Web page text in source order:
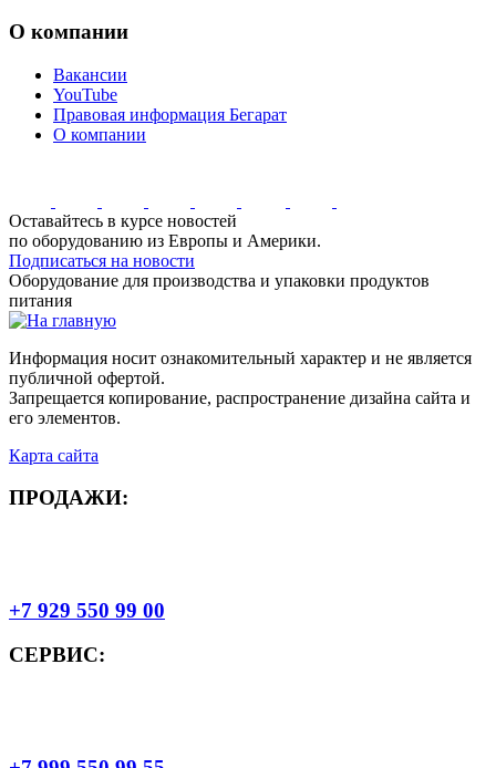
О компании
Вакансии
YouTube
Правовая информация Бегарат
О компании
Оставайтесь в курсе новостей
по оборудованию из Европы и Америки.
Подписаться на новости
Оборудование для производства и упаковки продуктов
питания
Информация носит ознакомительный характер и не является
публичной офертой.
Запрещается копирование, распространение дизайна сайта и
его элементов.
Карта сайта
ПРОДАЖИ:
+7 929 550 99 00
СЕРВИС: